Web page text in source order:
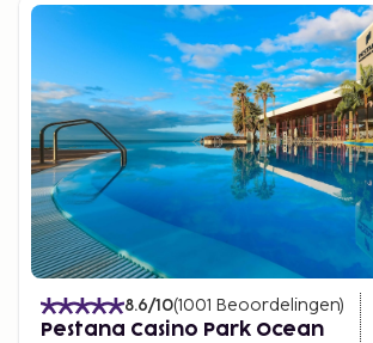
8.6/10(1001 Beoordelingen)
Pestana Casino Park Ocean